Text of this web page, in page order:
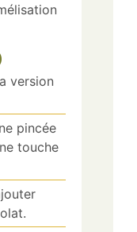
version
pincée
touche